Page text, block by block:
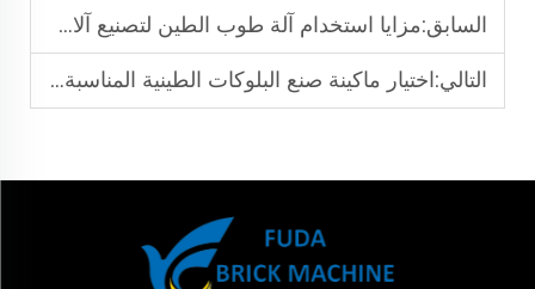
السابق:مزايا استخدام آلة طوب الطين لتصنيع آلات كتل التربة المضغوطة تلقائيًا
التالي:اختيار ماكينة صنع البلوكات الطينية المناسبة: الميزات، السعر، والتطبيقات